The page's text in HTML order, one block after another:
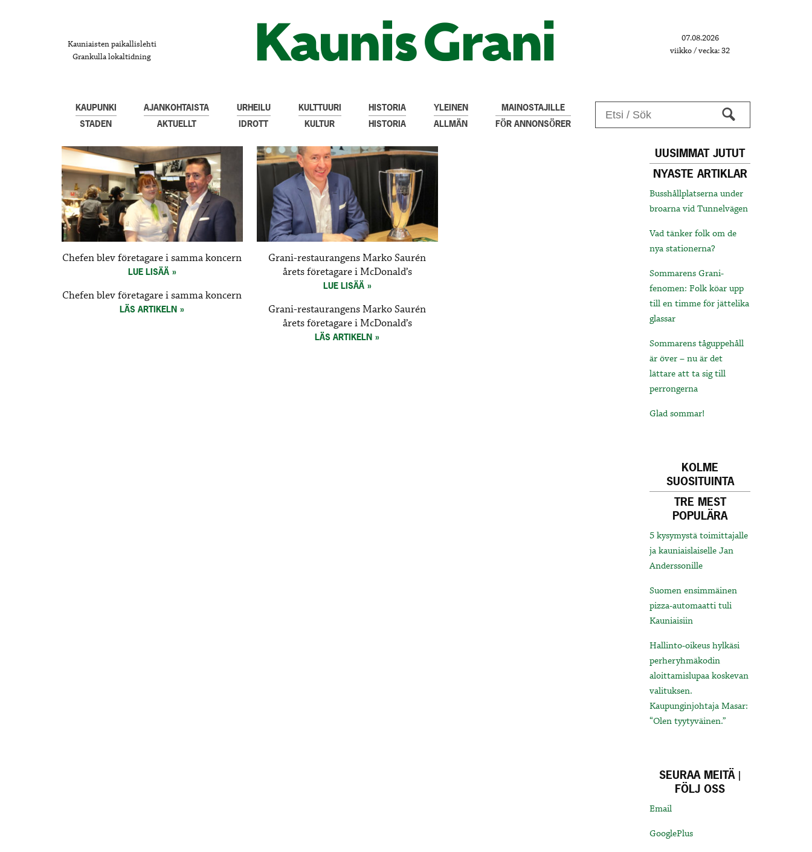
Kauniaisten paikallislehti
Grankulla lokaltidning
07.08.2026
viikko / vecka: 32
KAUPUNKI
STADEN
AJANKOHTAISTA
AKTUELLT
URHEILU
IDROTT
KULTTUURI
KULTUR
HISTORIA
HISTORIA
YLEINEN
ALLMÄN
MAINOSTAJILLE
FÖR ANNONSÖRER
Chefen blev företagare i samma koncern
LUE LISÄÄ
Chefen blev företagare i samma koncern
LÄS ARTIKELN
Grani-restaurangens Marko Saurén
årets företagare i McDonald’s
LUE LISÄÄ
Grani-restaurangens Marko Saurén
årets företagare i McDonald’s
LÄS ARTIKELN
UUSIMMAT JUTUT
NYASTE ARTIKLAR
Busshållplatserna under
broarna vid Tunnelvägen
Vad tänker folk om de
nya stationerna?
Sommarens Grani-
fenomen: Folk köar upp
till en timme för jättelika
glassar
Sommarens tåguppehåll
är över – nu är det
lättare att ta sig till
perrongerna
Glad sommar!
KOLME
SUOSITUINTA
TRE MEST
POPULÄRA
5 kysymystä toimittajalle
ja kauniaislaiselle Jan
Anderssonille
Suomen ensimmäinen
pizza-automaatti tuli
Kauniaisiin
Hallinto-oikeus hylkäsi
perheryhmäkodin
aloittamislupaa koskevan
valituksen.
Kaupunginjohtaja Masar:
“Olen tyytyväinen.”
SEURAA MEITÄ |
FÖLJ OSS
Email
GooglePlus